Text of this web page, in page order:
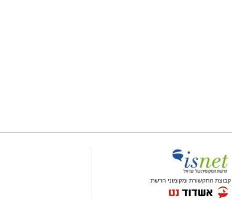
קבוצת התקשורת ומקומוני הרשת: